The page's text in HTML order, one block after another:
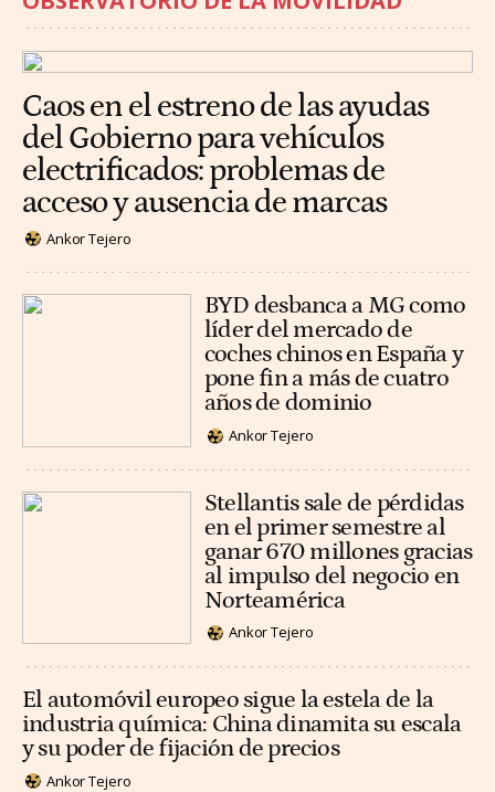
Caos en el estreno de las ayudas
del Gobierno para vehículos
electrificados: problemas de
acceso y ausencia de marcas
Ankor Tejero
BYD desbanca a MG como
líder del mercado de
coches chinos en España y
pone fin a más de cuatro
años de dominio
Ankor Tejero
Stellantis sale de pérdidas
en el primer semestre al
ganar 670 millones gracias
al impulso del negocio en
Norteamérica
Ankor Tejero
El automóvil europeo sigue la estela de la
industria química: China dinamita su escala
y su poder de fijación de precios
Ankor Tejero